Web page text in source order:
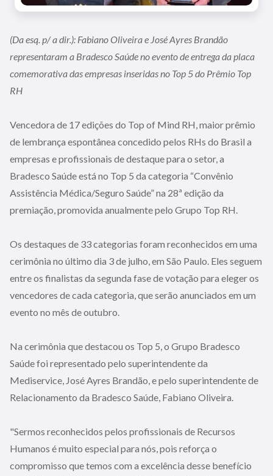
(Da esq. p/ a dir.): Fabiano Oliveira e José Ayres Brandão
representaram a Bradesco Saúde no evento de entrega da placa
comemorativa das empresas inseridas no Top 5 do Prêmio Top
RH
Vencedora de 17 edições do Top of Mind RH, maior prêmio
de lembrança espontânea concedido pelos RHs do Brasil a
empresas e profissionais de destaque para o setor, a
Bradesco Saúde está no Top 5 da categoria “Convênio
Assistência Médica/Seguro Saúde” na 28ª edição da
premiação, promovida anualmente pelo Grupo Top RH.
Os destaques de 33 categorias foram reconhecidos em uma
cerimônia no último dia 3 de julho, em São Paulo. Eles seguem
entre os finalistas da segunda fase de votação para eleger os
vencedores de cada categoria, que serão anunciados em um
evento no mês de outubro.
Na cerimônia que destacou os Top 5, o Grupo Bradesco
Saúde foi representado pelo superintendente da
Mediservice, José Ayres Brandão, e pelo superintendente de
Relacionamento da Bradesco Saúde, Fabiano Oliveira.
"Sermos reconhecidos pelos profissionais de Recursos
Humanos é muito especial para nós, pois reforça o
compromisso que temos com a excelência desse benefício